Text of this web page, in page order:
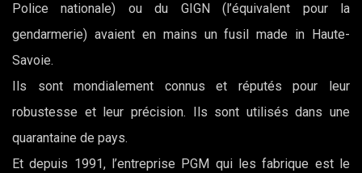
Police nationale) ou du GIGN (l’équivalent pour la
gendarmerie) avaient en mains un fusil made in Haute-
Savoie.
Ils sont mondialement connus et réputés pour leur
robustesse et leur précision. Ils sont utilisés dans une
quarantaine de pays.
Et depuis 1991, l’entreprise PGM qui les fabrique est le